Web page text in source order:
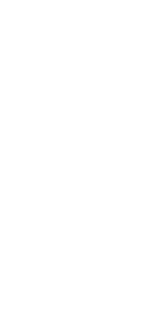
на кнопку